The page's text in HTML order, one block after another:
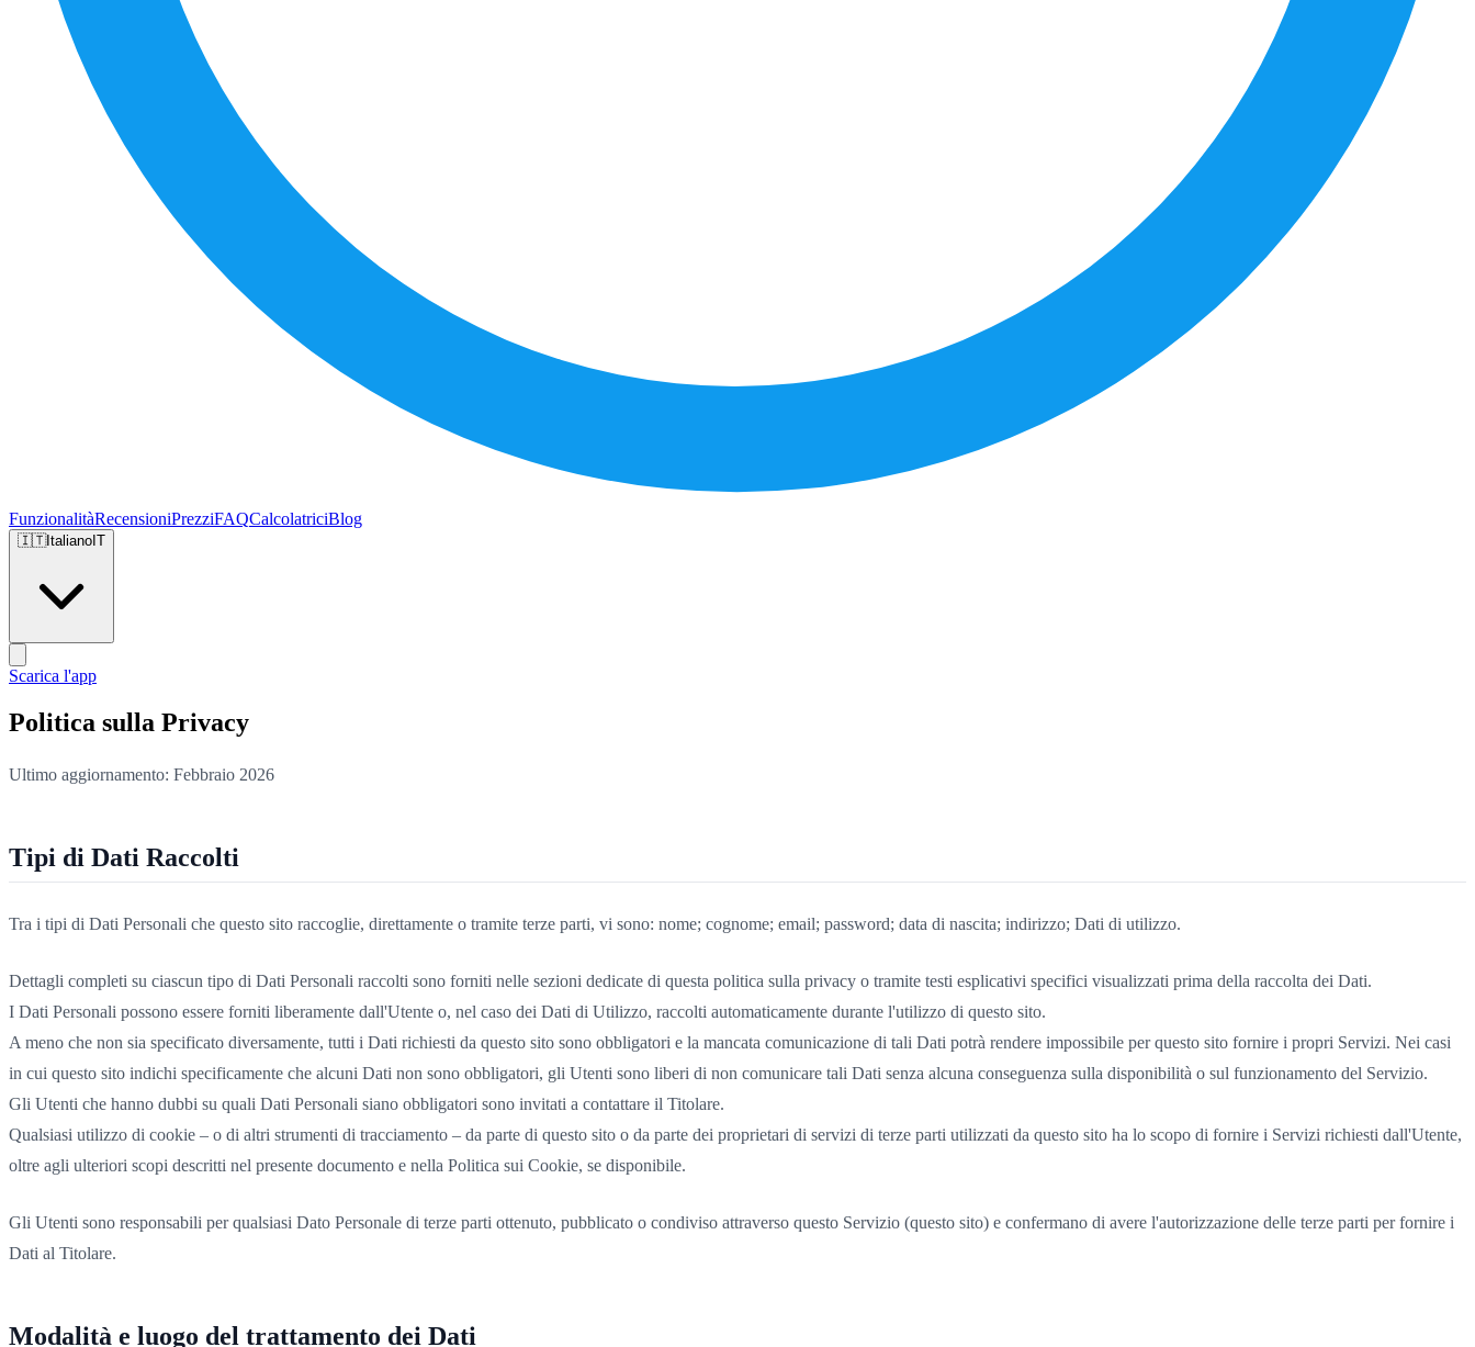
FunzionalitàRecensioniPrezziFAQCalcolatriciBlog
🇮🇹Italiano IT
Scarica l'app
Politica sulla Privacy
Ultimo aggiornamento: Febbraio 2026
Tipi di Dati Raccolti
Tra i tipi di Dati Personali che questo sito raccoglie, direttamente o tramite terze parti, vi sono: nome; cognome; email; password; data di nascita; indirizzo; Dati di utilizzo.
Dettagli completi su ciascun tipo di Dati Personali raccolti sono forniti nelle sezioni dedicate di questa politica sulla privacy o tramite testi esplicativi specifici visualizzati prima della raccolta dei Dati.
I Dati Personali possono essere forniti liberamente dall'Utente o, nel caso dei Dati di Utilizzo, raccolti automaticamente durante l'utilizzo di questo sito.
A meno che non sia specificato diversamente, tutti i Dati richiesti da questo sito sono obbligatori e la mancata comunicazione di tali Dati potrà rendere impossibile per questo sito fornire i propri Servizi. Nei casi
in cui questo sito indichi specificamente che alcuni Dati non sono obbligatori, gli Utenti sono liberi di non comunicare tali Dati senza alcuna conseguenza sulla disponibilità o sul funzionamento del Servizio.
Gli Utenti che hanno dubbi su quali Dati Personali siano obbligatori sono invitati a contattare il Titolare.
Qualsiasi utilizzo di cookie – o di altri strumenti di tracciamento – da parte di questo sito o da parte dei proprietari di servizi di terze parti utilizzati da questo sito ha lo scopo di fornire i Servizi richiesti dall'Utente,
oltre agli ulteriori scopi descritti nel presente documento e nella Politica sui Cookie, se disponibile.
Gli Utenti sono responsabili per qualsiasi Dato Personale di terze parti ottenuto, pubblicato o condiviso attraverso questo Servizio (questo sito) e confermano di avere l'autorizzazione delle terze parti per fornire i
Dati al Titolare.
Modalità e luogo del trattamento dei Dati